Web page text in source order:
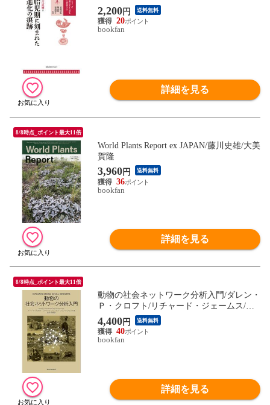
2,200円 送料無料
20
bookfan
詳細を見る
8/8時点_ポイント最大11倍
World Plants Report ex JAPAN/藤川史雄/大美
賀隆
3,960円 送料無料
36
bookfan
詳細を見る
8/8時点_ポイント最大11倍
動物の社会ネットワーク分析入門/ダレン・
Ｐ・クロフト/リチャード・ジェームス/ジ
ェンス・クラウス
4,400円 送料無料
40
bookfan
詳細を見る